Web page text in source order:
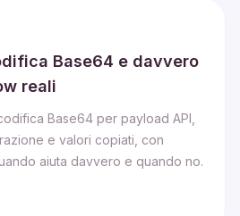
Base64 e davvero
reali
Base64 per payload API,
e valori copiati, con
aiuta davvero e quando no.